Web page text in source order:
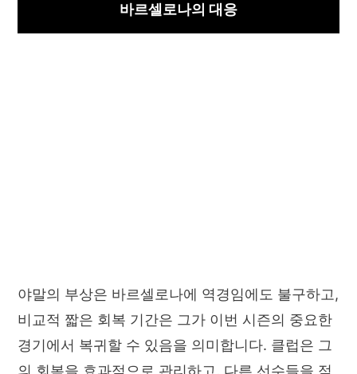
바르셀로나의 대응
야말의 부상은 바르셀로나에 역경임에도 불구하고,
비교적 짧은 회복 기간은 그가 이번 시즌의 중요한
경기에서 복귀할 수 있음을 의미합니다. 클럽은 그
의 회복을 효과적으로 관리하고, 다른 선수들을 적